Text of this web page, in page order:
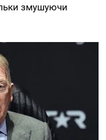
змушуючи